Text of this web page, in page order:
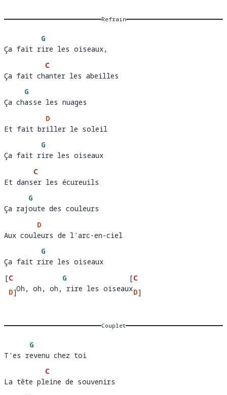
Refrain
Ça fait r
G
ire les oiseaux,
Ça fait rire les oiseaux,
Ça fait ch
C
a
Ça fait chanter les abeilles
Ça ch
G
asse les nuages
Ça chasse les nuages
Et fait br
D
i
Et fait briller le soleil
Ça fait r
G
ire les oiseaux
Ça fait rire les oiseaux
Et dans
C
e
Et danser les écureuils
Ça raj
G
oute des couleurs
Ça rajoute des couleurs
Aux coul
D
e
Aux couleurs de l'arc-en-ciel
Ça fait r
G
ire les oiseaux
Ça fait rire les oiseaux
[C
  Oh,
D]
, oh, r
G
ire les oiseaux
[C
D]
   Oh, oh, oh, rire les oiseaux
Couplet
T'es r
G
evenu chez toi
T'es revenu chez toi
La tête pl
C
e
La tête pleine de souvenirs